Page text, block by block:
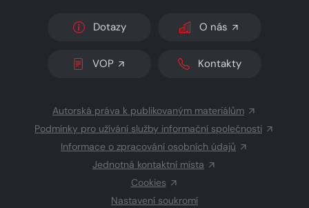
Dotazy O nás
VOP Kontakty
Autorská práva k publikovaným materiálům
Podmínky pro užívání služby informační společnosti
Informace o zpracování osobních údajů
Jednotná kontaktní místa
Cookies
Nastavení soukromí